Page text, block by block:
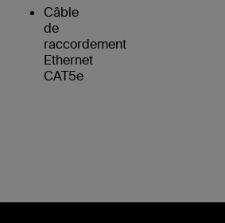
Câble
de
raccordement
Ethernet
CAT5e